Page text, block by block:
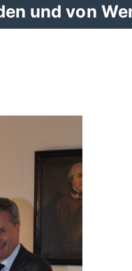
und von